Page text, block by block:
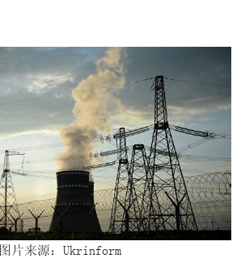
图片来源：Ukrinform